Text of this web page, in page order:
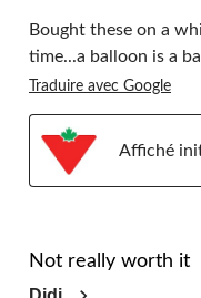
Bought these on a
time...a balloon is a
Traduire avec Google
Affiché
Not really worth it